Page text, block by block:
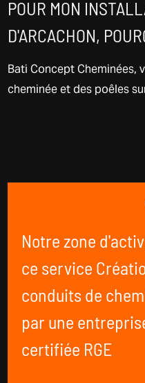
POUR MON
D'ARCACHON,
Bati Concept Cheminées,
cheminée et des poêles
Notre zone
ce service
conduits de
par une
certifiée RGE